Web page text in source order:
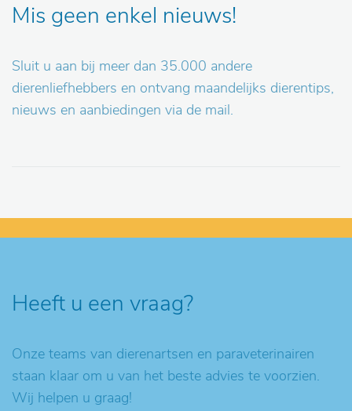
Mis geen enkel nieuws!
Sluit u aan bij meer dan 35.000 andere
dierenliefhebbers en ontvang maandelijks dierentips,
nieuws en aanbiedingen via de mail.
Heeft u een vraag?
Onze teams van dierenartsen en paraveterinairen
staan klaar om u van het beste advies te voorzien.
Wij helpen u graag!